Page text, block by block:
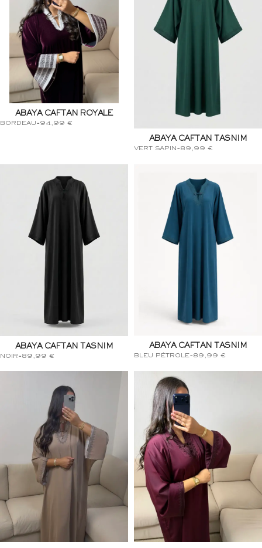
ABAYA CAFTAN ROYALE
BORDEAU - 94,99 €
ABAYA CAFTAN TASNIM
VERT SAPIN - 89,99 €
ABAYA CAFTAN TASNIM
NOIR - 89,99 €
ABAYA CAFTAN TASNIM
BLEU PÉTROLE- 89,99 €